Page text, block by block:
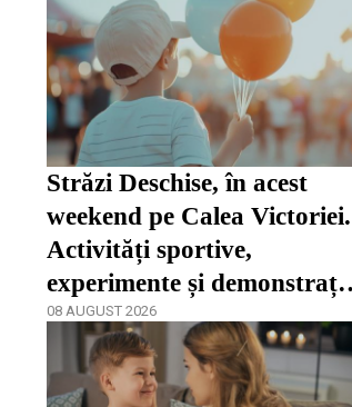
Străzi Deschise, în acest
weekend pe Calea Victoriei.
Activități sportive,
experimente și demonstrații
de pictură
08 AUGUST 2026